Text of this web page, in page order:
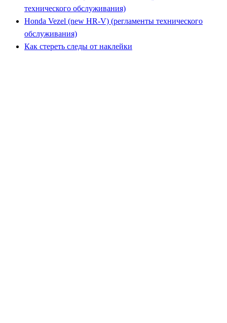
технического обслуживания)
Honda Vezel (new HR-V) (регламенты технического
обслуживания)
Как стереть следы от наклейки